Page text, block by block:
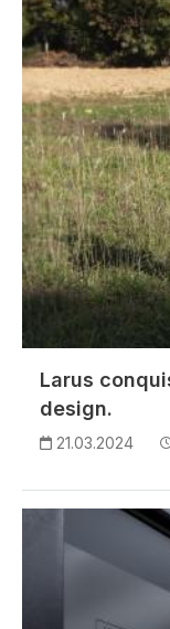
Larus
design.
21.03.2024